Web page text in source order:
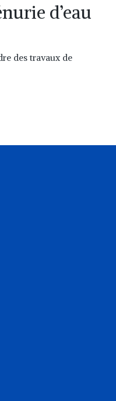
d’eau
des travaux de